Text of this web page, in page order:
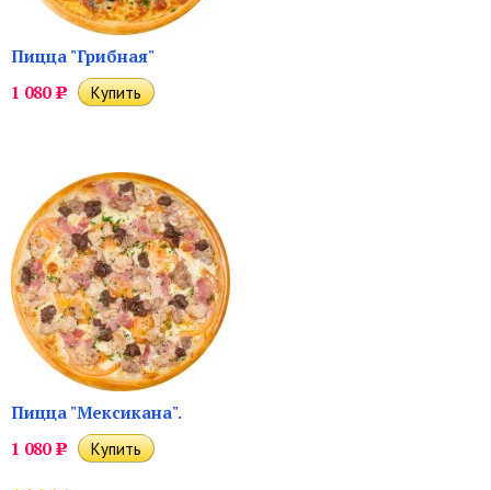
Пицца "Грибная"
1 080 Р
Пицца "Мексикана".
1 080 Р